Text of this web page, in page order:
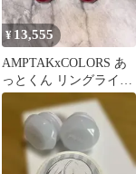
¥ 13,555
AMPTAKxCOLORS あ
っとくん リングライト
5個